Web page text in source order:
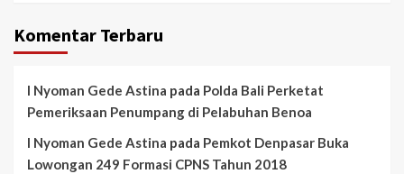
Komentar Terbaru
I Nyoman Gede Astina pada Polda Bali Perketat
Pemeriksaan Penumpang di Pelabuhan Benoa
I Nyoman Gede Astina pada Pemkot Denpasar Buka
Lowongan 249 Formasi CPNS Tahun 2018